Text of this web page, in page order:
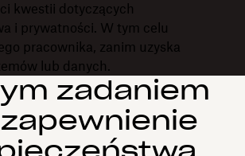
kwestii dotyczących
i prywatności. W tym celu
pracownika, zanim uzyska
lub danych.
zadaniem